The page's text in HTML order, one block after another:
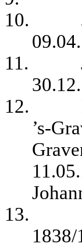
10.
11.
12.
’s-
13.
1838/